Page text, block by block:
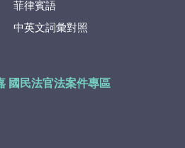
菲律賓語
中英文詞彙對照
國民法官法案件專區